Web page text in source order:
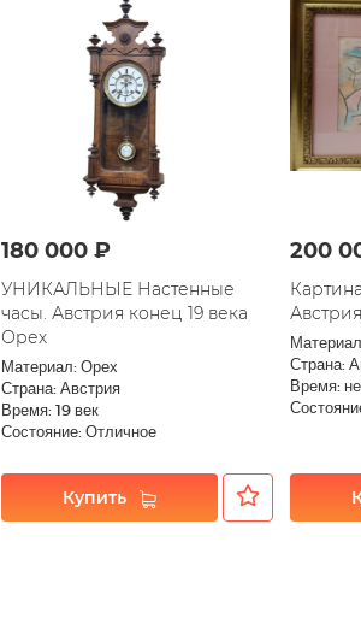
180 000 ₽
УНИКАЛЬНЫЕ Настенные
часы. Австрия конец 19 века
Орех
Материал: Орех
Страна: Австрия
Время: 19 век
Состояние: Отличное
Купить
200
Страна:
Время: